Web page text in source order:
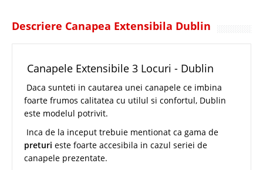
Descriere Canapea Extensibila Dublin
Canapele Extensibile 3 Locuri - Dublin
Daca sunteti in cautarea unei canapele ce imbina
foarte frumos calitatea cu utilul si confortul, Dublin
este modelul potrivit.
Inca de la inceput trebuie mentionat ca gama de
preturi este foarte accesibila in cazul seriei de
canapele prezentate.